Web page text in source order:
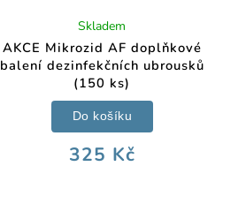
AKCE Mikrozid AF doplňkové
balení dezinfekčních ubrousků
(150 ks)
Skladem
325 Kč
Do košíku